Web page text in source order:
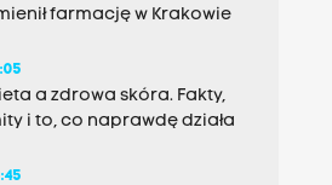
farmację w Krakowie
a zdrowa skóra. Fakty,
i to, co naprawdę działa